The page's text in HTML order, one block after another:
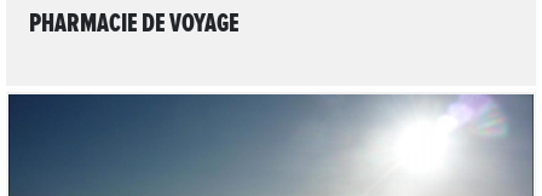
PHARMACIE DE VOYAGE